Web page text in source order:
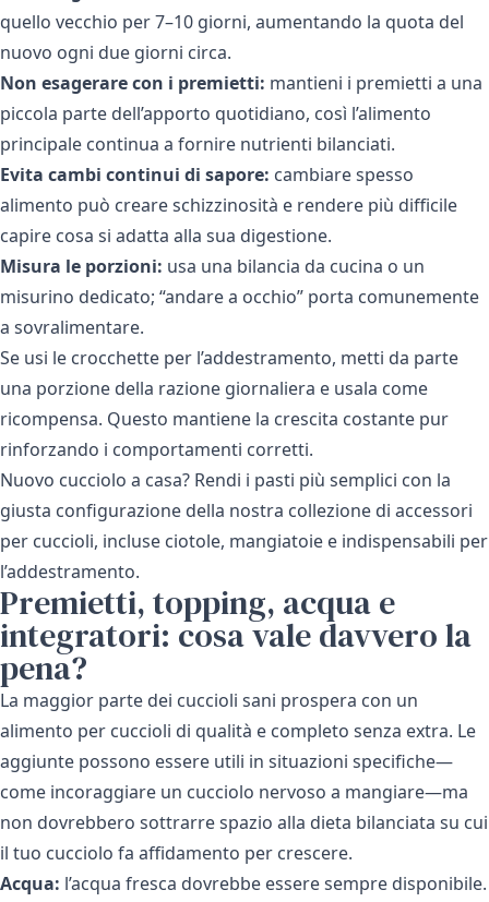
quello vecchio per 7–10 giorni, aumentando la quota del
nuovo ogni due giorni circa.
Non esagerare con i premietti: mantieni i premietti a una
piccola parte dell’apporto quotidiano, così l’alimento
principale continua a fornire nutrienti bilanciati.
Evita cambi continui di sapore: cambiare spesso
alimento può creare schizzinosità e rendere più difficile
capire cosa si adatta alla sua digestione.
Misura le porzioni: usa una bilancia da cucina o un
misurino dedicato; “andare a occhio” porta comunemente
a sovralimentare.
Se usi le crocchette per l’addestramento, metti da parte
una porzione della razione giornaliera e usala come
ricompensa. Questo mantiene la crescita costante pur
rinforzando i comportamenti corretti.
Nuovo cucciolo a casa? Rendi i pasti più semplici con la
giusta configurazione della nostra collezione di accessori
per cuccioli, incluse ciotole, mangiatoie e indispensabili per
l’addestramento.
Premietti, topping, acqua e
integratori: cosa vale davvero la
pena?
La maggior parte dei cuccioli sani prospera con un
alimento per cuccioli di qualità e completo senza extra. Le
aggiunte possono essere utili in situazioni specifiche—
come incoraggiare un cucciolo nervoso a mangiare—ma
non dovrebbero sottrarre spazio alla dieta bilanciata su cui
il tuo cucciolo fa affidamento per crescere.
Acqua: l’acqua fresca dovrebbe essere sempre disponibile.